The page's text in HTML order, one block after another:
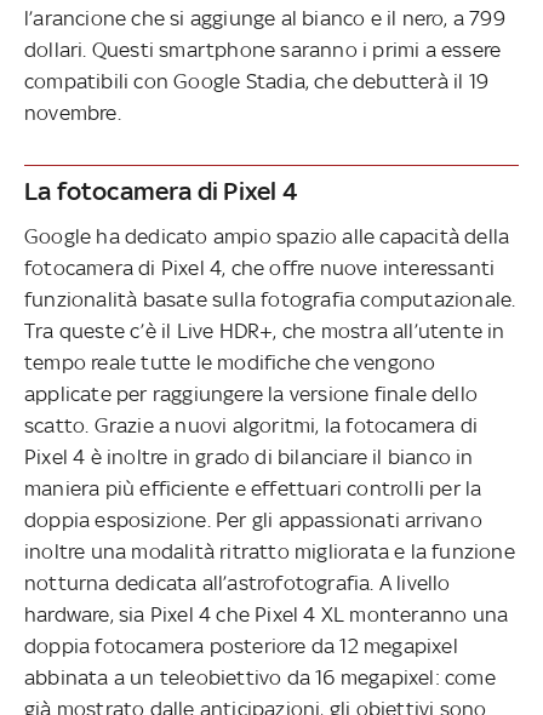
l’arancione che si aggiunge al bianco e il nero, a 799
dollari. Questi smartphone saranno i primi a essere
compatibili con Google Stadia, che debutterà il 19
novembre.
La fotocamera di Pixel 4
Google ha dedicato ampio spazio alle capacità della
fotocamera di Pixel 4, che offre nuove interessanti
funzionalità basate sulla fotografia computazionale.
Tra queste c’è il Live HDR+, che mostra all’utente in
tempo reale tutte le modifiche che vengono
applicate per raggiungere la versione finale dello
scatto. Grazie a nuovi algoritmi, la fotocamera di
Pixel 4 è inoltre in grado di bilanciare il bianco in
maniera più efficiente e effettuari controlli per la
doppia esposizione. Per gli appassionati arrivano
inoltre una modalità ritratto migliorata e la funzione
notturna dedicata all’astrofotografia. A livello
hardware, sia Pixel 4 che Pixel 4 XL monteranno una
doppia fotocamera posteriore da 12 megapixel
abbinata a un teleobiettivo da 16 megapixel: come
già mostrato dalle anticipazioni, gli obiettivi sono